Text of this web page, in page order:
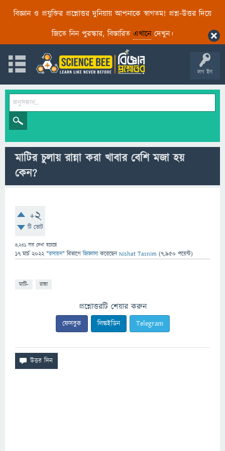
বিজ্ঞান ও প্রযুক্তির প্রশ্নোত্তর দুনিয়ায় আপনাকে স্বাগতম! প্রশ্ন-উত্তর দিয়ে
জিতে নিন পুরস্কার, বিস্তারিত এখানেদেখুন।
লগ ইন
মাটির চুলায় রান্না করা খাবার বেশি মজা হয়
কেন?
+2
টি ভোট
4,231 বার দেখা হয়েছে
17 মার্চ 2022 "রসায়ন" বিভাগে জিজ্ঞাসাকরেছেনNishat Tasnim (7,950 পয়েন্ট)
মাটি- রান্না
প্রশ্নোত্তরটি শেয়ার করুন
ফেসবুক লিঙ্কইডিন Telegram